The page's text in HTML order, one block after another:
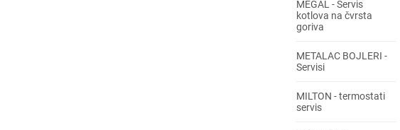
MEGAL - Servis
kotlova na čvrsta
goriva
METALAC BOJLERI -
Servisi
MILTON - termostati
servis